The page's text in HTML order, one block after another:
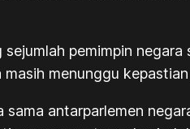
pemimpin
menunggu
antarparlemen